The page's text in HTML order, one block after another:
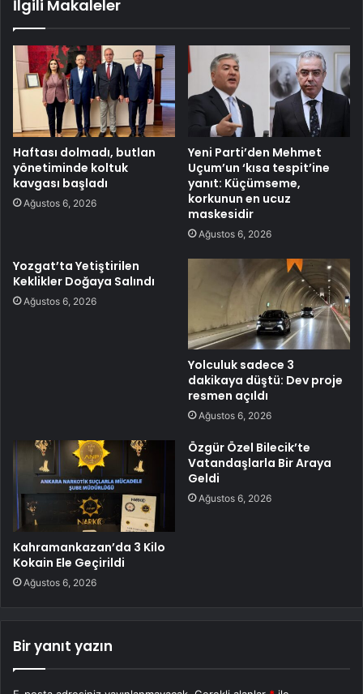
İlgili Makaleler
Haftası dolmadı, butlan
yönetiminde koltuk
kavgası başladı
Ağustos 6, 2026
Yeni Parti’den Mehmet
Uçum’un ‘kısa tespit’ine
yanıt: Küçümseme,
korkunun en ucuz
maskesidir
Ağustos 6, 2026
Yozgat’ta Yetiştirilen
Keklikler Doğaya Salındı
Ağustos 6, 2026
Yolculuk sadece 3
dakikaya düştü: Dev proje
resmen açıldı
Ağustos 6, 2026
Kahramankazan’da 3 Kilo
Kokain Ele Geçirildi
Ağustos 6, 2026
Özgür Özel Bilecik’te
Vatandaşlarla Bir Araya
Geldi
Ağustos 6, 2026
Bir yanıt yazın